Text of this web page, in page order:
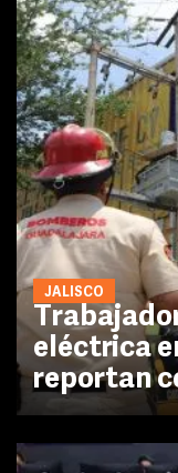
JALISCO
eléctrica
reportan